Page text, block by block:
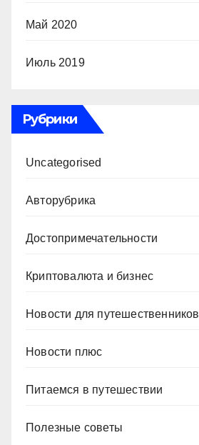
Май 2020
Июль 2019
Рубрики
Uncategorised
Авторубрика
Достопримечательности
Криптовалюта и бизнес
Новости для путешественников
Новости плюс
Питаемся в путешествии
Полезные советы